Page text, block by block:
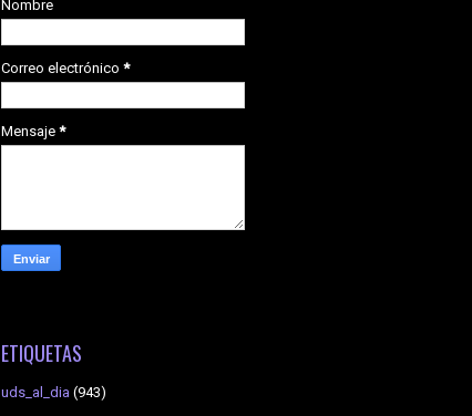
Nombre
Correo electrónico *
Mensaje *
ETIQUETAS
uds_al_dia (943)